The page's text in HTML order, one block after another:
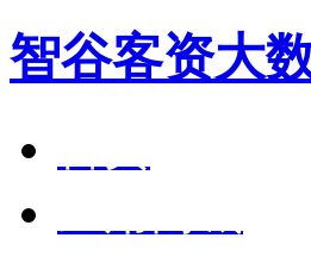
智谷客资大